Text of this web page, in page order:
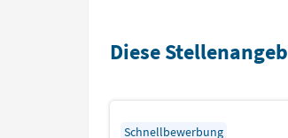
Diese
Schnellbewerbung